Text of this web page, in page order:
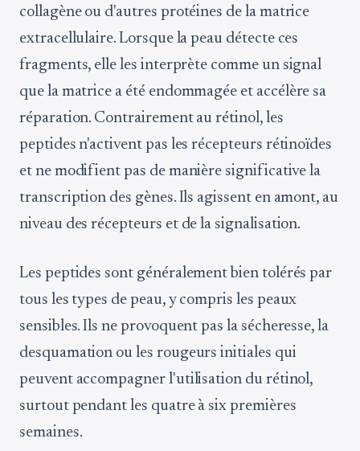
collagène ou d'autres protéines de la matrice
extracellulaire. Lorsque la peau détecte ces
fragments, elle les interprète comme un signal
que la matrice a été endommagée et accélère sa
réparation. Contrairement au rétinol, les
peptides n'activent pas les récepteurs rétinoïdes
et ne modifient pas de manière significative la
transcription des gènes. Ils agissent en amont, au
niveau des récepteurs et de la signalisation.
Les peptides sont généralement bien tolérés par
tous les types de peau, y compris les peaux
sensibles. Ils ne provoquent pas la sécheresse, la
desquamation ou les rougeurs initiales qui
peuvent accompagner l'utilisation du rétinol,
surtout pendant les quatre à six premières
semaines.